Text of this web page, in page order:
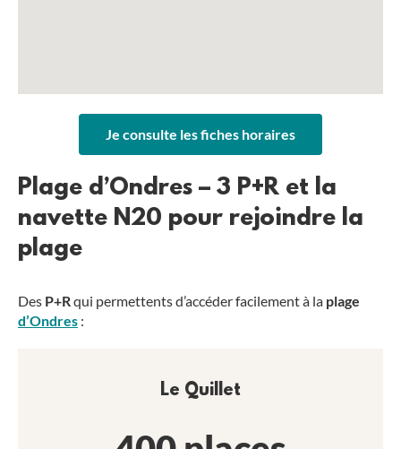
Je consulte les fiches horaires
Plage d’Ondres – 3 P+R et la
navette N20 pour rejoindre la
plage
Des P+Rqui permettents d’accéder facilement à la plage
d’Ondres :
Le Quillet